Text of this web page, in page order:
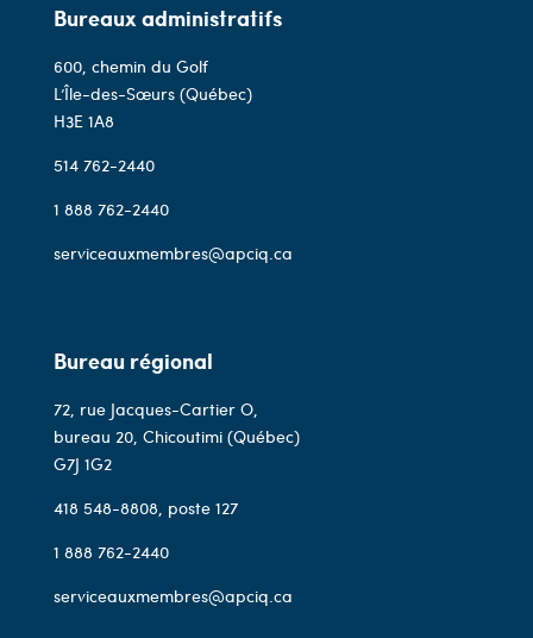
Bureaux administratifs
600, chemin du Golf
L’Île-des-Sœurs (Québec)
H3E 1A8
514 762-2440
1 888 762-2440
serviceauxmembres@apciq.ca
Bureau régional
72, rue Jacques-Cartier O,
bureau 20, Chicoutimi (Québec)
G7J 1G2
418 548-8808, poste 127
1 888 762-2440
serviceauxmembres@apciq.ca